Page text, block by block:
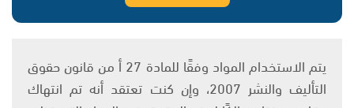
يتم الاستخدام المواد وفقًا للمادة 27 أ من قانون حقوق
التأليف والنشر 2007، وإن كنت تعتقد أنه تم انتهاك